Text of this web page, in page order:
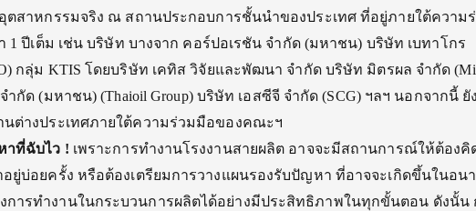
ตสาหกรรมจริง ณ สถานประกอบการชั้นนำของประเทศ ที่อยู่ภายใต้ความ
1 ปีเต็ม เช่น บริษัท บางจาก คอร์ปอเรชัน จำกัด (มหาชน) บริษัท เบทาโกร
กลุ่ม KTIS โดยบริษัท เคทิส วิจัยและพัฒนา จำกัด บริษัท มิตรผล จำกัด
กัด (มหาชน) (Thaioil Group) บริษัท เอสซีจี จำกัด (SCG) ฯลฯ นอกจากนี้ ยั
นต่างประเทศภายใต้ความร่วมมือของคณะฯ
าที่ฉับไว ! เพราะการทำงานโรงงานสายผลิต อาจจะมีสถานการณ์ให้ต้องคิ
ยู่บ่อยครั้ง หรือต้องเตรียมการวางแผนรองรับปัญหา ที่อาจจะเกิดขึ้นในอน
การทำงานในกระบวนการผลิตได้อย่างมีประสิทธิภาพในทุกขั้นตอน ดังนั้น